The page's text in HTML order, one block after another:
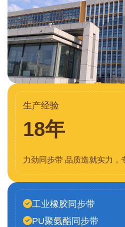
生产经验
18年
力劲同步带 品质造就实力，
工业橡胶同步带
PU聚氨酯同步带